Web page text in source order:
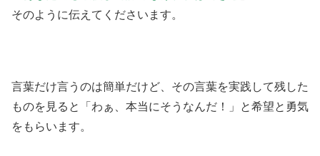
そのように伝えてくださいます。
言葉だけ言うのは簡単だけど、その言葉を実践して残した
ものを見ると「わぁ、本当にそうなんだ！」と希望と勇気
をもらいます。